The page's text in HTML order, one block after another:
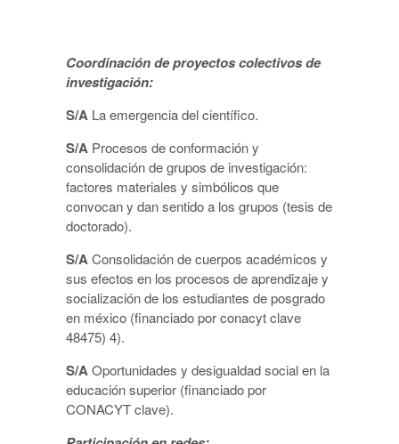
Coordinación de proyectos colectivos de
investigación:
S/A La emergencia del científico.
S/A Procesos de conformación y
consolidación de grupos de investigación:
factores materiales y simbólicos que
convocan y dan sentido a los grupos (tesis de
doctorado).
S/AConsolidación de cuerpos académicos y
sus efectos en los procesos de aprendizaje y
socialización de los estudiantes de posgrado
en méxico (financiado por conacyt clave
48475) 4).
S/AOportunidades y desigualdad social en la
educación superior (financiado por
CONACYT clave).